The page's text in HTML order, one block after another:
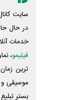
سایت
در حال
خدمات
فیلیمو،
ترین
موسیقی و
بستر